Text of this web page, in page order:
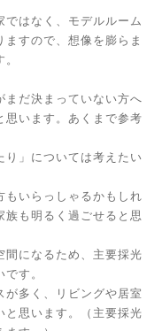
はなく、モデルルーム
すので、想像を膨らま
まだ決まっていない方へ
思います。あくまで参考
り」については考えたい
もいらっしゃるかもしれ
族も明るく過ごせると思
間になるため、主要採光
す。
が多く、リビングや居室
と思います。（主要採光